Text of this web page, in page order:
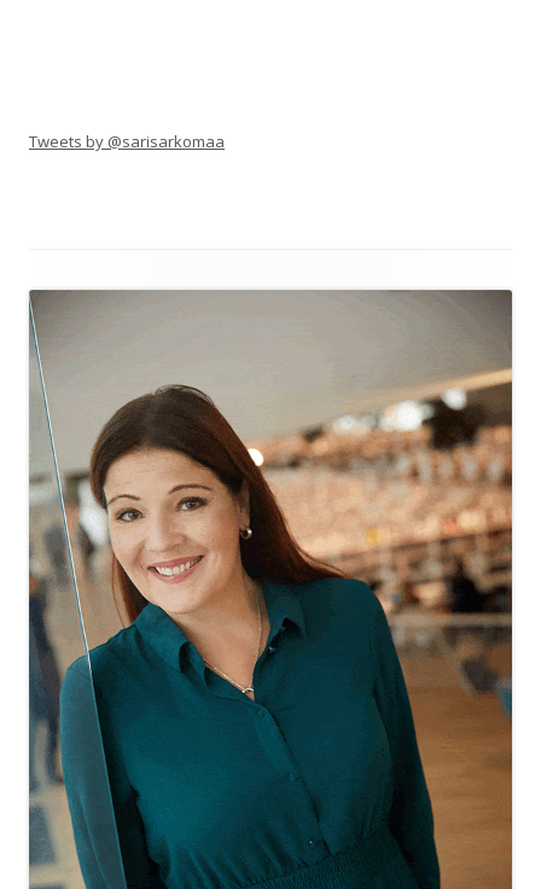
Tweets by @sarisarkomaa
sisältö